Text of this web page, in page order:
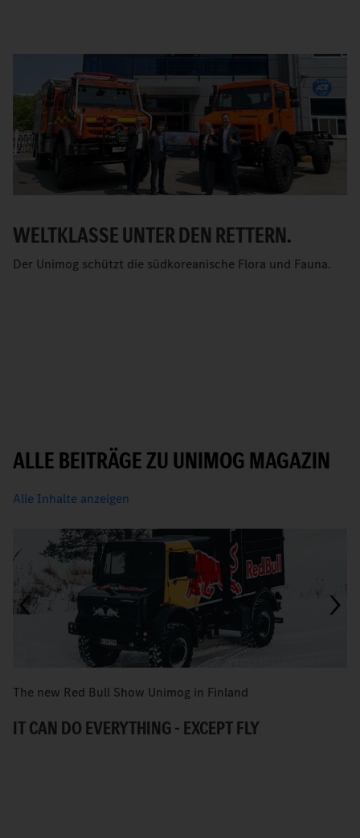
WELTKLASSE UNTER DEN RETTERN.
Der Unimog schützt die südkoreanische Flora und Fauna.
ALLE BEITRÄGE ZU UNIMOG MAGAZIN
Alle Inhalte anzeigen
The new Red Bull Show Unimog in Finland
IT CAN DO EVERYTHING - EXCEPT FLY